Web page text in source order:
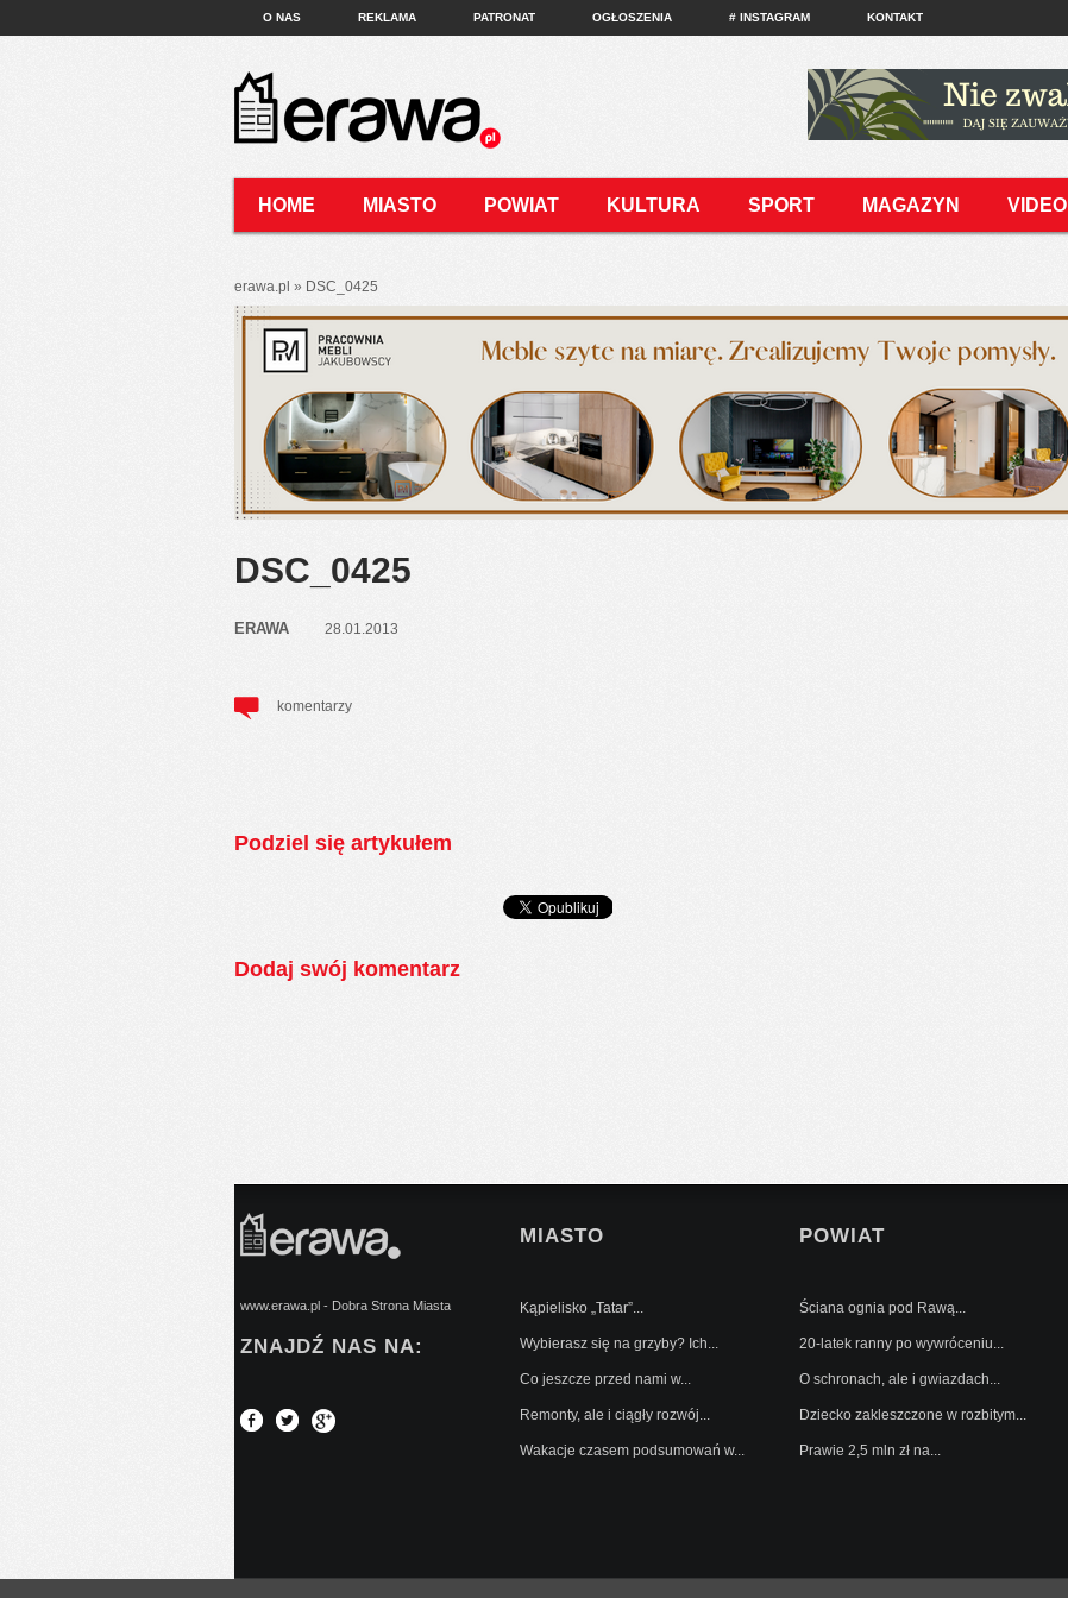
O NAS REKLAMA PATRONAT OGŁOSZENIA # INSTAGRAM KONTAKT
HOME MIASTO POWIAT KULTURA SPORT MAGAZYN VIDEO
erawa.pl » DSC_0425
DSC_0425
ERAWA 28.01.2013
komentarzy
Podziel się artykułem
Dodaj swój komentarz
www.erawa.pl - Dobra Strona Miasta
ZNAJDŹ NAS NA:
MIASTO
Kąpielisko „Tatar”...
Wybierasz się na grzyby? Ich...
Co jeszcze przed nami w...
Remonty, ale i ciągły rozwój...
Wakacje czasem podsumowań w...
POWIAT
Ściana ognia pod Rawą...
20-latek ranny po wywróceniu...
O schronach, ale i gwiazdach...
Dziecko zakleszczone w rozbitym...
Prawie 2,5 mln zł na...